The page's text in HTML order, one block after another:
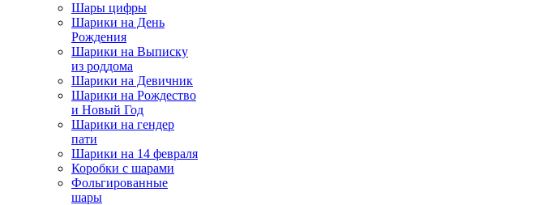
Шары цифры
Шарики на День
Рождения
Шарики на Выписку
из роддома
Шарики на Девичник
Шарики на Рождество
и Новый Год
Шарики на гендер
пати
Шарики на 14 февраля
Коробки с шарами
Фольгированные
шары